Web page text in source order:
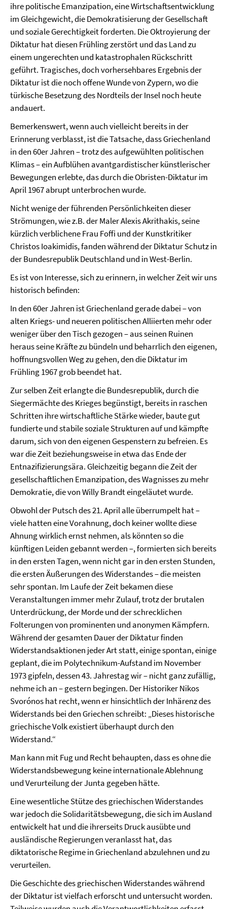
ihre politische Emanzipation, eine Wirtschaftsentwicklung
im Gleichgewicht, die Demokratisierung der Gesellschaft
und soziale Gerechtigkeit forderten. Die Oktroyierung der
Diktatur hat diesen Frühling zerstört und das Land zu
einem ungerechten und katastrophalen Rückschritt
geführt. Tragisches, doch vorhersehbares Ergebnis der
Diktatur ist die noch offene Wunde von Zypern, wo die
türkische Besetzung des Nordteils der Insel noch heute
andauert.
Bemerkenswert, wenn auch vielleicht bereits in der
Erinnerung verblasst, ist die Tatsache, dass Griechenland
in den 60er Jahren – trotz des aufgewühlten politischen
Klimas – ein Aufblühen avantgardistischer künstlerischer
Bewegungen erlebte, das durch die Obristen-Diktatur im
April 1967 abrupt unterbrochen wurde.
Nicht wenige der führenden Persönlichkeiten dieser
Strömungen, wie z.B. der Maler Alexis Akrithakis, seine
kürzlich verblichene Frau Foffi und der Kunstkritiker
Christos Ioakimidis, fanden während der Diktatur Schutz in
der Bundesrepublik Deutschland und in West-Berlin.
Es ist von Interesse, sich zu erinnern, in welcher Zeit wir uns
historisch befinden:
In den 60er Jahren ist Griechenland gerade dabei – von
alten Kriegs- und neueren politischen Alliierten mehr oder
weniger über den Tisch gezogen – aus seinen Ruinen
heraus seine Kräfte zu bündeln und beharrlich den eigenen,
hoffnungsvollen Weg zu gehen, den die Diktatur im
Frühling 1967 grob beendet hat.
Zur selben Zeit erlangte die Bundesrepublik, durch die
Siegermächte des Krieges begünstigt, bereits in raschen
Schritten ihre wirtschaftliche Stärke wieder, baute gut
fundierte und stabile soziale Strukturen auf und kämpfte
darum, sich von den eigenen Gespenstern zu befreien. Es
war die Zeit beziehungsweise in etwa das Ende der
Entnazifizierungsära. Gleichzeitig begann die Zeit der
gesellschaftlichen Emanzipation, des Wagnisses zu mehr
Demokratie, die von Willy Brandt eingeläutet wurde.
Obwohl der Putsch des 21. April alle überrumpelt hat –
viele hatten eine Vorahnung, doch keiner wollte diese
Ahnung wirklich ernst nehmen, als könnten so die
künftigen Leiden gebannt werden –, formierten sich bereits
in den ersten Tagen, wenn nicht gar in den ersten Stunden,
die ersten Äußerungen des Widerstandes – die meisten
sehr spontan. Im Laufe der Zeit bekamen diese
Veranstaltungen immer mehr Zulauf, trotz der brutalen
Unterdrückung, der Morde und der schrecklichen
Folterungen von prominenten und anonymen Kämpfern.
Während der gesamten Dauer der Diktatur finden
Widerstandsaktionen jeder Art statt, einige spontan, einige
geplant, die im Polytechnikum-Aufstand im November
1973 gipfeln, dessen 43. Jahrestag wir – nicht ganz zufällig,
nehme ich an – gestern begingen. Der Historiker Nikos
Svorónos hat recht, wenn er hinsichtlich der Inhärenz des
Widerstands bei den Griechen schreibt: „Dieses historische
griechische Volk existiert überhaupt durch den
Widerstand.“
Man kann mit Fug und Recht behaupten, dass es ohne die
Widerstandsbewegung keine internationale Ablehnung
und Verurteilung der Junta gegeben hätte.
Eine wesentliche Stütze des griechischen Widerstandes
war jedoch die Solidaritätsbewegung, die sich im Ausland
entwickelt hat und die ihrerseits Druck ausübte und
ausländische Regierungen veranlasst hat, das
diktatorische Regime in Griechenland abzulehnen und zu
verurteilen.
Die Geschichte des griechischen Widerstandes während
der Diktatur ist vielfach erforscht und untersucht worden.